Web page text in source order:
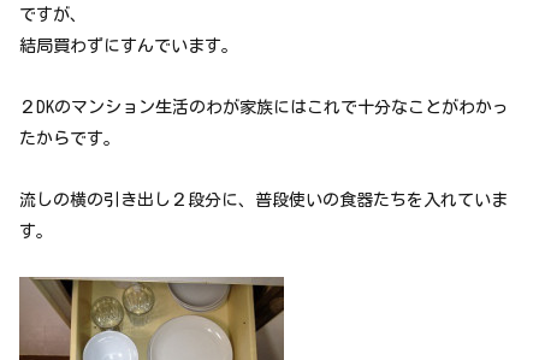
ですが、
結局買わずにすんでいます。
２DKのマンション生活のわが家族にはこれで十分なことがわかっ
たからです。
流しの横の引き出し２段分に、普段使いの食器たちを入れていま
す。